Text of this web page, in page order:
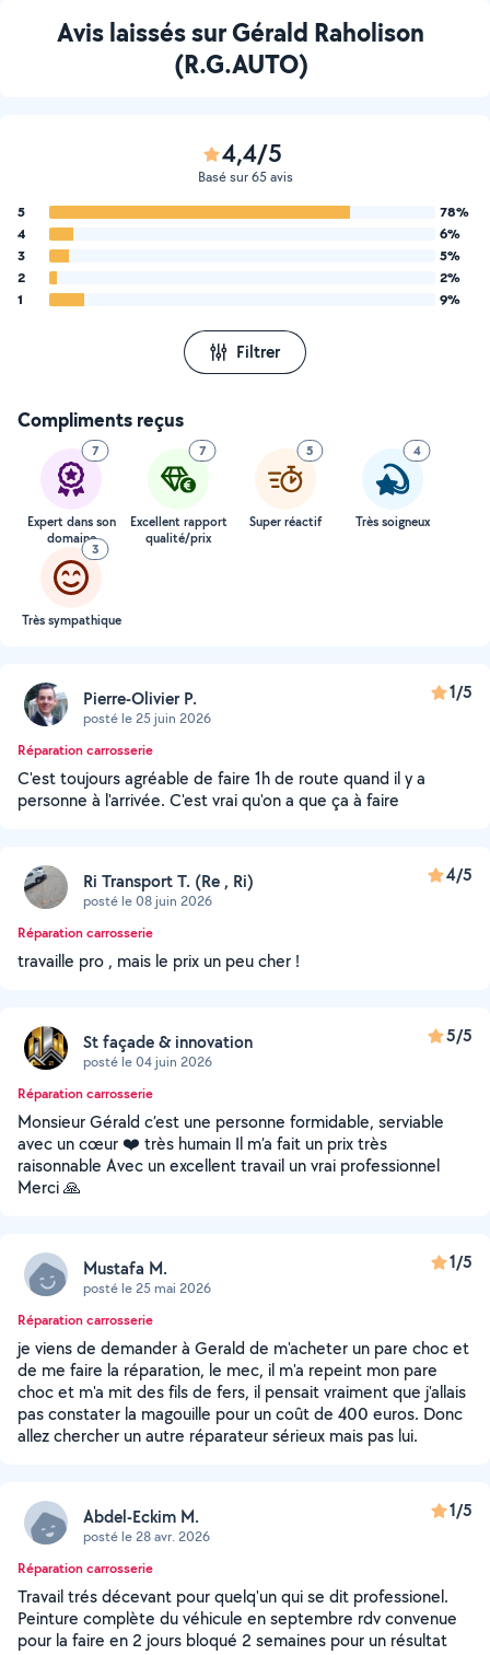
Avis laissés sur Gérald Raholison
(R.G.AUTO)
4,4/5
Basé sur 65 avis
5
78%
4
6%
3
5%
2
2%
1
9%
Filtrer
Compliments reçus
7
Expert dans son
domaine
7
Excellent rapport
qualité/prix
5
Super réactif
4
Très soigneux
3
Très sympathique
Pierre-Olivier P.
posté le 25 juin 2026
1/5
Réparation carrosserie
C'est toujours agréable de faire 1h de route quand il y a
personne à l'arrivée. C'est vrai qu'on a que ça à faire
Ri Transport T. (Re , Ri)
posté le 08 juin 2026
4/5
Réparation carrosserie
travaille pro , mais le prix un peu cher !
St façade & innovation
posté le 04 juin 2026
5/5
Réparation carrosserie
Monsieur Gérald c’est une personne formidable, serviable
avec un cœur ❤️ très humain Il m’a fait un prix très
raisonnable Avec un excellent travail un vrai professionnel
Merci 🙏
Mustafa M.
posté le 25 mai 2026
1/5
Réparation carrosserie
je viens de demander à Gerald de m'acheter un pare choc et
de me faire la réparation, le mec, il m'a repeint mon pare
choc et m'a mit des fils de fers, il pensait vraiment que j'allais
pas constater la magouille pour un coût de 400 euros. Donc
allez chercher un autre réparateur sérieux mais pas lui.
Abdel-Eckim M.
posté le 28 avr. 2026
1/5
Réparation carrosserie
Travail trés décevant pour quelq'un qui se dit professionel.
Peinture complète du véhicule en septembre rdv convenue
pour la faire en 2 jours bloqué 2 semaines pour un résultat